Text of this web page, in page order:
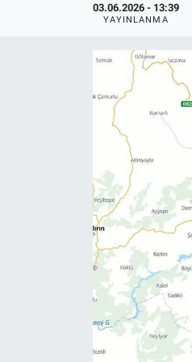
03.06.2026 - 13:39
YAYINLANMA